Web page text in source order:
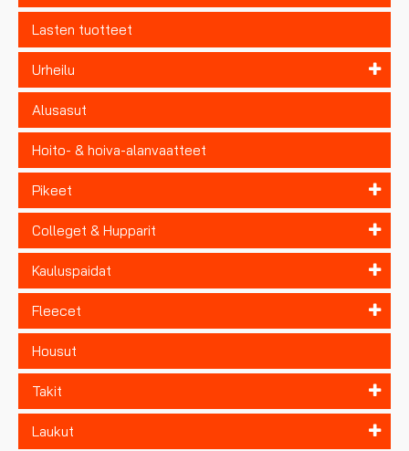
Lasten tuotteet
Urheilu
Alusasut
Hoito- & hoiva-alanvaatteet
Pikeet
Colleget & Hupparit
Kauluspaidat
Fleecet
Housut
Takit
Laukut